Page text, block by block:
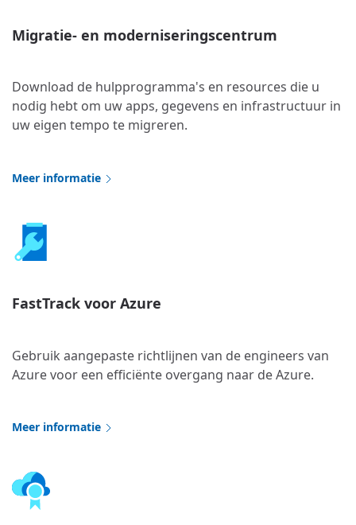
Migratie- en moderniseringscentrum
Download de hulpprogramma's en resources die u
nodig hebt om uw apps, gegevens en infrastructuur in
uw eigen tempo te migreren.
Meer informatie
FastTrack voor Azure
Gebruik aangepaste richtlijnen van de engineers van
Azure voor een efficiënte overgang naar de Azure.
Meer informatie